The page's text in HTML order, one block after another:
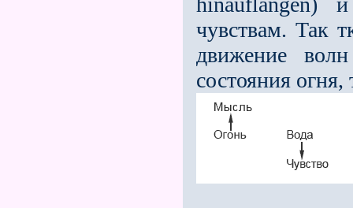
чувствам. Так
движение
состояния огня,